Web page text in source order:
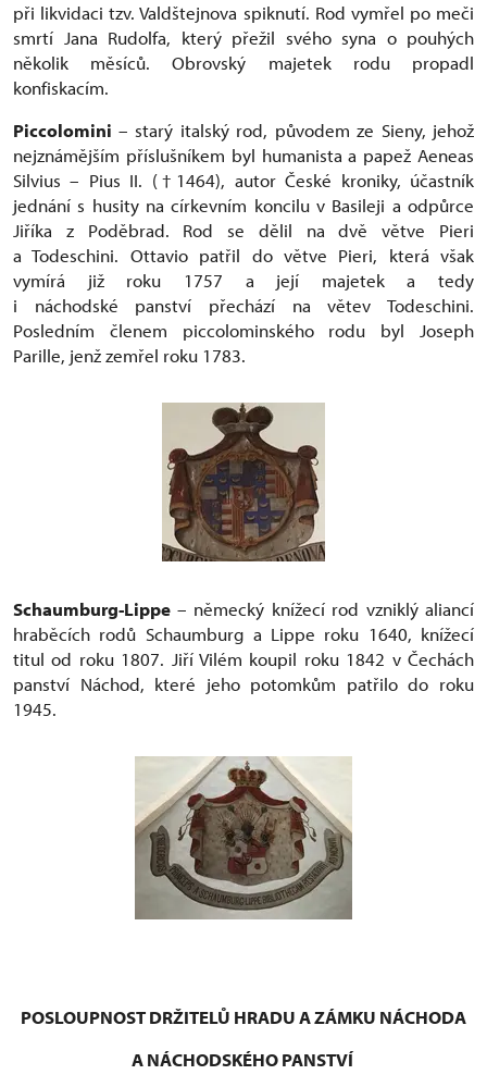
při likvidaci tzv. Valdštejnova spiknutí. Rod vymřel po meči
smrtí Jana Rudolfa, který přežil svého syna o pouhých
několik měsíců. Obrovský majetek rodu propadl
konfiskacím.
Piccolomini – starý italský rod, původem ze Sieny, jehož
nejznámějším příslušníkem byl humanista a papež Aeneas
Silvius – Pius II. († 1464), autor České kroniky, účastník
jednání s husity na církevním koncilu v Basileji a odpůrce
Jiříka z Poděbrad. Rod se dělil na dvě větve Pieri
a Todeschini. Ottavio patřil do větve Pieri, která však
vymírá již roku 1757 a její majetek a tedy
i náchodské panství přechází na větev Todeschini.
Posledním členem piccolominského rodu byl Joseph
Parille, jenž zemřel roku 1783.
Schaumburg-Lippe – německý knížecí rod vzniklý aliancí
hraběcích rodů Schaumburg a Lippe roku 1640, knížecí
titul od roku 1807. Jiří Vilém koupil roku 1842 v Čechách
panství Náchod, které jeho potomkům patřilo do roku
1945.
POSLOUPNOST DRŽITELŮ HRADU A ZÁMKU NÁCHODA
A NÁCHODSKÉHO PANSTVÍ